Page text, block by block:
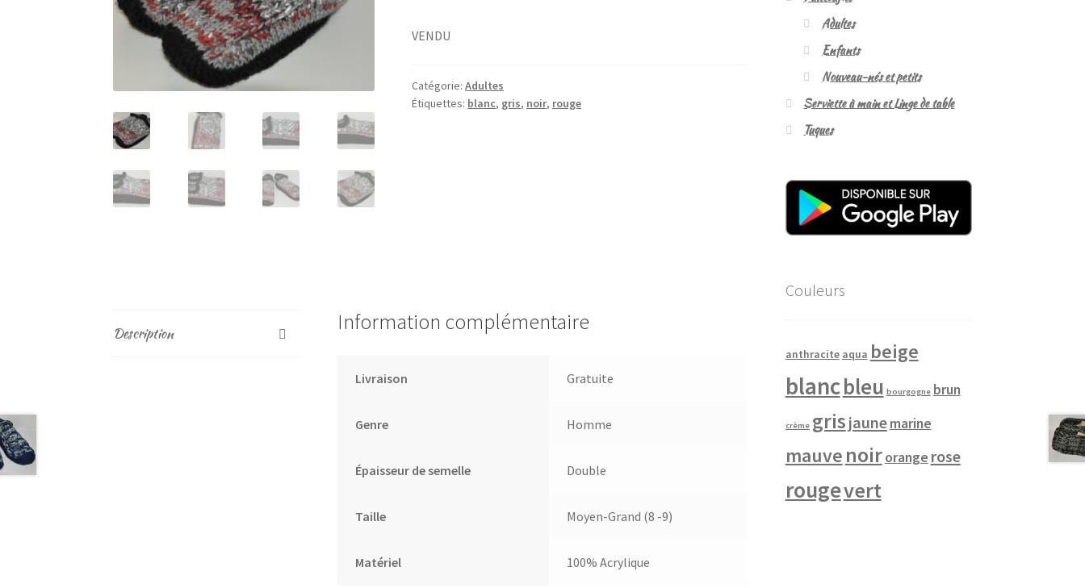
VENDU
Catégorie:Adultes
Étiquettes: blanc, gris, noir, rouge
Description Information complémentaire
Livraison Gratuite
Genre Homme
Épaisseur de semelle Double
Taille Moyen-Grand (8 -9)
Matériel 100% Acrylique
Adultes
Enfants
Nouveau-nés et petits
Serviette à main et Linge de table
Tuques
Couleurs
anthracite aqua beige
blancbleu bourgogne brun
crème grisjaunemarine
mauve noirorange rose
rougevert